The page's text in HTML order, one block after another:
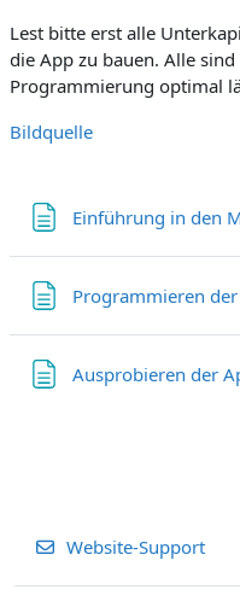
Lest bitte erst alle
die App zu bauen. Alle
Programmierung optimal
Bildquelle
Einführung in den
Programmieren
Ausprobieren der
Website-Support